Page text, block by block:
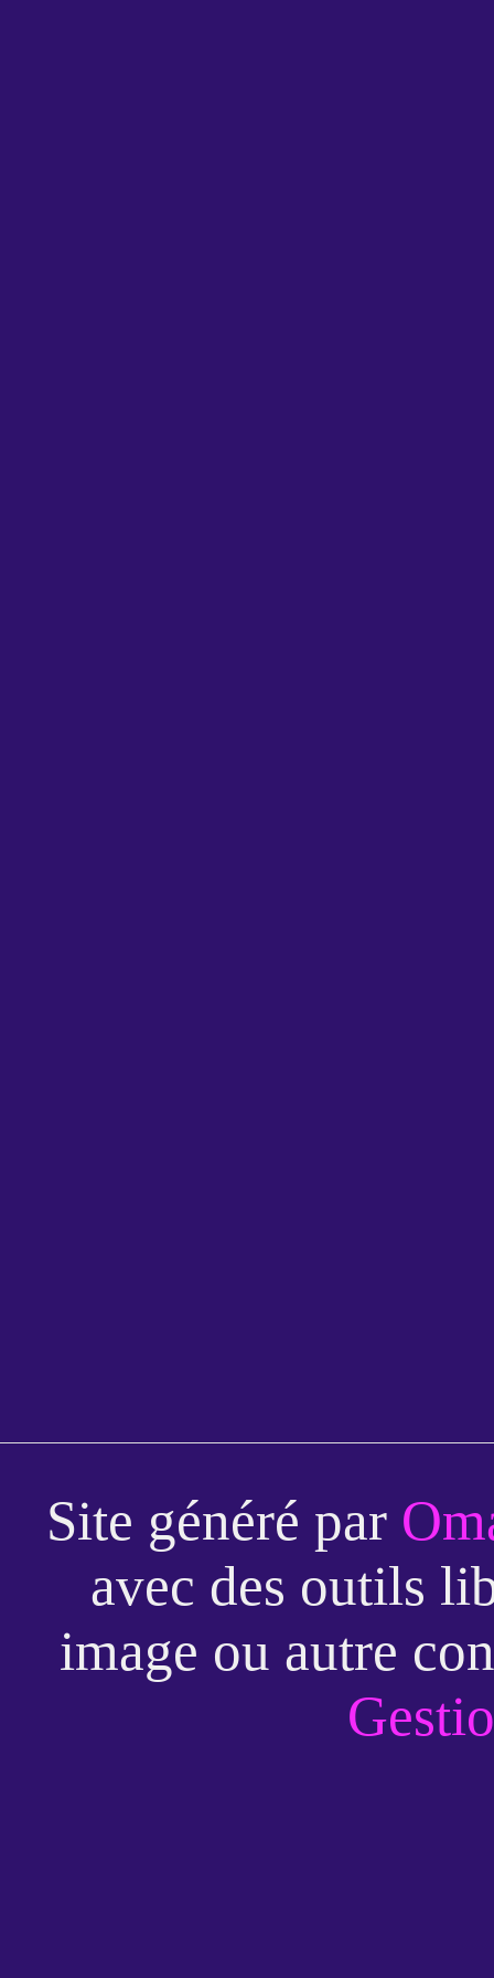
Site généré par
avec des outils
image ou autre